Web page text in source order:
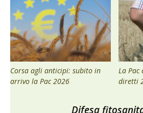
Corsa agli anticipi: subito in
arrivo la Pac 2026
La Pac
diretti
Difesa